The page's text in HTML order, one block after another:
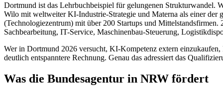
Dortmund ist das Lehrbuchbeispiel für gelungenen Strukturwandel.
Wilo mit weltweiter KI-Industrie-Strategie und Materna als einer der
(Technologiezentrum) mit über 200 Startups und
Sachbearbeitung, IT-Service, Maschinenbau-Steuerung,
Wer in Dortmund 2026 versucht, KI-Kompetenz extern
deutlich entspanntere Rechnung. Genau das adressiert das
Was die Bundesagentur in NRW fördert